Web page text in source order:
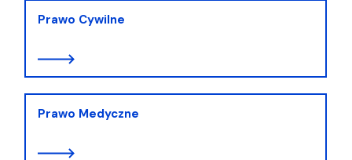
Prawo Cywilne
Prawo Medyczne